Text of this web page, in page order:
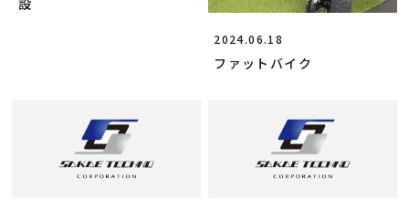
設
2024.06.18
ファットバイク